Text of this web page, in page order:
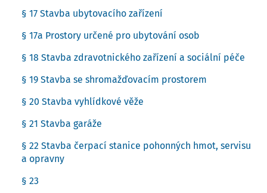
§ 17 Stavba ubytovacího zařízení
§ 17a Prostory určené pro ubytování osob
§ 18 Stavba zdravotnického zařízení a sociální péče
§ 19 Stavba se shromažďovacím prostorem
§ 20 Stavba vyhlídkové věže
§ 21 Stavba garáže
§ 22 Stavba čerpací stanice pohonných hmot, servisu
a opravny
§ 23